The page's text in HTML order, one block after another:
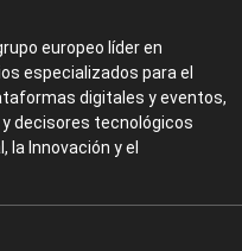
europeo líder en
especializados para el
digitales y eventos,
decisores tecnológicos
Innovación y el